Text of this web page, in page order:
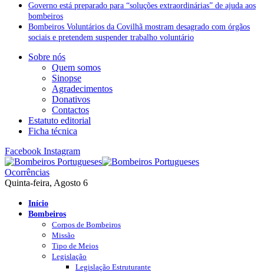
Governo está preparado para “soluções extraordinárias” de ajuda aos
bombeiros
Bombeiros Voluntários da Covilhã mostram desagrado com órgãos
sociais e pretendem suspender trabalho voluntário
Sobre nós
Quem somos
Sinopse
Agradecimentos
Donativos
Contactos
Estatuto editorial
Ficha técnica
Facebook Instagram
Ocorrências
Quinta-feira, Agosto 6
Início
Bombeiros
Corpos de Bombeiros
Missão
Tipo de Meios
Legislação
Legislação Estruturante